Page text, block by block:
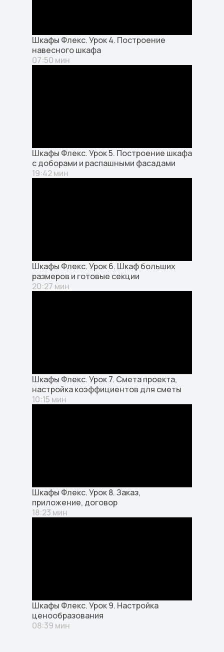
Шкафы Флекс. Урок 4. Построение
навесного шкафа
07:50 мин
Шкафы Флекс. Урок 5. Построение шкафа
с доборами и распашными фасадами
19:42 мин
Шкафы Флекс. Урок 6. Шкаф больших
размеров и готовые секции
20:27 мин
Шкафы Флекс. Урок 7. Смета проекта,
настройка коэффициентов для сметы
10:15 мин
Шкафы Флекс. Урок 8. Заказ,
приложение, договор
18:23 мин
Шкафы Флекс. Урок 9. Настройка
ценообразования
08:39 мин